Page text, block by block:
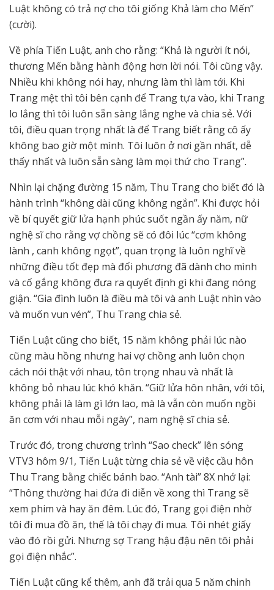
Luật không có trả nợ cho tôi giống Khả làm cho Mến”
(cười).
Về phía Tiến Luật, anh cho rằng: “Khả là người ít nói,
thương Mến bằng hành động hơn lời nói. Tôi cũng vậy.
Nhiều khi không nói hay, nhưng làm thì làm tới. Khi
Trang mệt thì tôi bên cạnh để Trang tựa vào, khi Trang
lo lắng thì tôi luôn sẵn sàng lắng nghe và chia sẻ. Với
tôi, điều quan trọng nhất là để Trang biết rằng cô ấy
không bao giờ một mình. Tôi luôn ở nơi gần nhất, dễ
thấy nhất và luôn sẵn sàng làm mọi thứ cho Trang”.
Nhìn lại chặng đường 15 năm, Thu Trang cho biết đó là
hành trình “không dài cũng không ngắn”. Khi được hỏi
về bí quyết giữ lửa hạnh phúc suốt ngần ấy năm, nữ
nghệ sĩ cho rằng vợ chồng sẽ có đôi lúc “cơm không
lành , canh không ngọt”, quan trọng là luôn nghĩ về
những điều tốt đẹp mà đối phương đã dành cho mình
và cố gắng không đưa ra quyết định gì khi đang nóng
giận. “Gia đình luôn là điều mà tôi và anh Luật nhìn vào
và muốn vun vén”, Thu Trang chia sẻ.
Tiến Luật cũng cho biết, 15 năm không phải lúc nào
cũng màu hồng nhưng hai vợ chồng anh luôn chọn
cách nói thật với nhau, tôn trọng nhau và nhất là
không bỏ nhau lúc khó khăn. “Giữ lửa hôn nhân, với tôi,
không phải là làm gì lớn lao, mà là vẫn còn muốn ngồi
ăn cơm với nhau mỗi ngày”, nam nghệ sĩ chia sẻ.
Trước đó, trong chương trình “Sao check” lên sóng
VTV3 hôm 9/1, Tiến Luật từng chia sẻ về việc cầu hôn
Thu Trang bằng chiếc bánh bao. “Anh tài” 8X nhớ lại:
“Thông thường hai đứa đi diễn về xong thì Trang sẽ
xem phim và hay ăn đêm. Lúc đó, Trang gọi điện nhờ
tôi đi mua đồ ăn, thế là tôi chạy đi mua. Tôi nhét giấy
vào đó rồi gửi. Nhưng sợ Trang hậu đậu nên tôi phải
gọi điện nhắc”.
Tiến Luật cũng kể thêm, anh đã trải qua 5 năm chinh